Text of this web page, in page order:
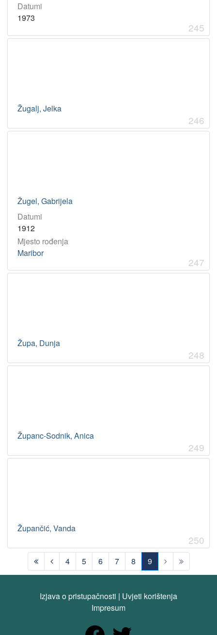
Datumi
1973
245
Žugalj, Jelka
246
Žugel, Gabrijela
Datumi
1912
Mjesto rođenja
Maribor
247
Župa, Dunja
248
Županc-Sodnik, Anica
249
Župančić, Vanda
250
4 5 6 7 8
9
(current)
Izjava o pristupačnosti | Uvjeti korištenja
Impresum